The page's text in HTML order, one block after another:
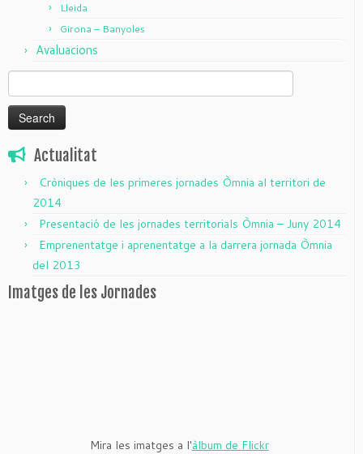
Lleida
Girona – Banyoles
Avaluacions
for:
Actualitat
Cròniques de les primeres jornades Òmnia al territori de
2014
Presentació de les jornades territorials Òmnia – Juny 2014
Emprenentatge i aprenentatge a la darrera jornada Òmnia
del 2013
Imatges de les Jornades
Mira les imatges a l'àlbum de Flickr